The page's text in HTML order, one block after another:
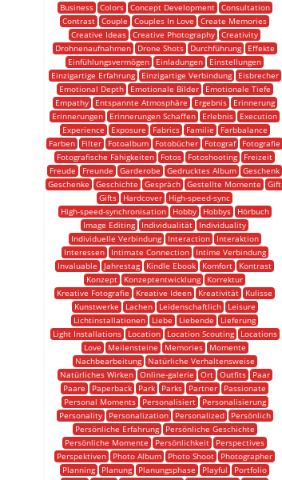
Business
Colors Concept Development
Consultation
Contrast Couple Couples In Love
Create Memories
Creative Ideas Creative Photography Creativity
Drohnenaufnahmen
Drone Shots Durchführung
Effekte
Einfühlungsvermögen
Einladungen
Einstellungen
Einzigartige Erfahrung
Einzigartige Verbindung
Eisbrecher
Emotional Depth
Emotionale Bilder
Emotionale Tiefe
Empathy
Entspannte Atmosphäre Ergebnis
Erinnerung
Erinnerungen
Erinnerungen Schaffen Erlebnis
Execution
Experience
Exposure Fabrics Familie
Farbbalance
Farben
Filter Fotoalbum Fotobücher Fotograf
Fotografie
Fotografische Fähigkeiten
Fotos Fotoshooting
Freizeit
Freude
Freunde Garderobe Gedrucktes Album Geschenk
Geschenke
Geschichte Gespräch Gestellte Momente
Gift
Gifts
Hardcover
High-speed-sync
High-speed-synchronisation
Hobby Hobbys
Hörbuch
Image Editing
Individualität
Individuality
Individuelle Verbindung
Interaction
Interaktion
Interessen
Intimate Connection
Intime Verbindung
Invaluable
Jahrestag Kindle Ebook Komfort
Kontrast
Konzept
Konzeptentwicklung
Korrektur
Kreative Fotografie
Kreative Ideen Kreativität
Kulisse
Kunstwerke
Lachen Leidenschaftlich
Leisure
Lichtinstallationen
Liebe Liebende
Lieferung
Light Installations
Location Location Scouting
Locations
Love
Meilensteine Memories
Momente
Nachbearbeitung
Natürliche Verhaltensweise
Natürliches Wirken
Online-galerie Ort Outfits
Paar
Paare
Paperback Park Parks Partner
Passionate
Personal Moments
Personalisiert
Personalisierung
Personality
Personalization Personalized
Persönlich
Persönliche Erfahrung
Persönliche Geschichte
Persönliche Momente
Persönlichkeit
Perspectives
Perspektiven
Photo Album Photo Shoot
Photographer
Planning
Planung Planungsphase Playful
Portfolio